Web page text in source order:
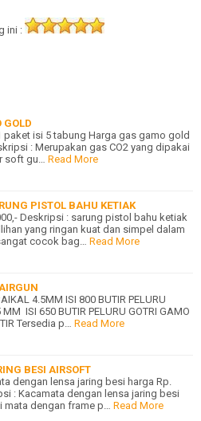
ini :
GOLD
paket isi 5 tabung Harga gas gamo gold
: Merupakan gas CO2 yang dipakai
soft gu…
Read More
PISTOL BAHU KETIAK
Deskripsi : sarung pistol bahu ketiak
yang ringan kuat dan simpel dalam
cocok bag…
Read More
4.5MM ISI 800 BUTIR PELURU
MM ISI 650 BUTIR PELURU GOTRI GAMO
Tersedia p…
Read More
BESI AIRSOFT
dengan lensa jaring besi harga Rp.
: Kacamata dengan lensa jaring besi
dengan frame p…
Read More